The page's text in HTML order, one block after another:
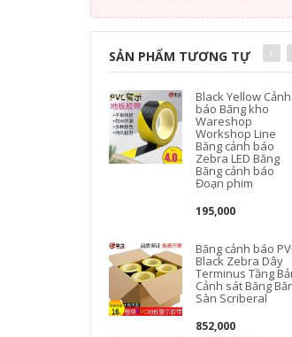
SẢN PHẨM TƯƠNG TỰ
Black Yellow Cảnh
báo Băng kho
Wareshop
Workshop Line
Băng cảnh báo
Zebra LED Băng
Băng cảnh báo
Đoạn phim
195,000
Băng cảnh báo
Black Zebra Dây
Terminus Tầng
Cảnh sát Băng
Sàn Scriberal
852,000